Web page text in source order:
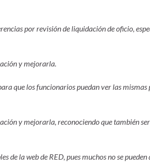
por revisión de liquidación de oficio,
y mejorarla.
que los funcionarios puedan ver las
y mejorarla, reconociendo que también
de la web de RED, pues muchos no se pueden